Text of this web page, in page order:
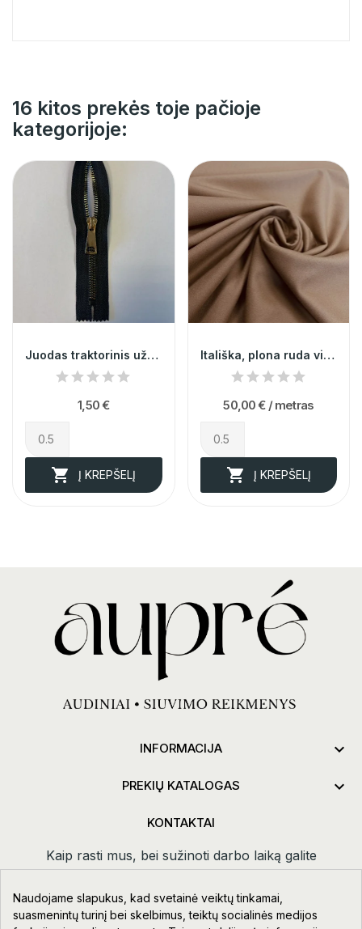
16 kitos prekės toje pačioje
kategorijoje:
Juodas traktorinis užtrauktukas nr. 5, 16cm,...
1,50 €
 Į KREPŠELĮ
Itališka, plona ruda vilna su kašmyru 013935
50,00 € / metras
 Į KREPŠELĮ
INFORMACIJA 
PREKIŲ KATALOGAS 
KONTAKTAI
Kaip rasti mus, bei sužinoti darbo laiką galite
paspauduskontaktai.
Taikos pr. 111-109, Klaipėda
Naudojame slapukus, kad svetainė veiktų tinkamai,
suasmenintų turinį bei skelbimus, teiktų socialinės medijos